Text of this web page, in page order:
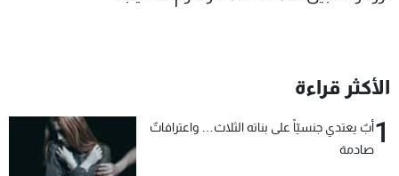
الأكثر قراءة
1أبٌ يعتدي جنسيّاً على بناته الثلاث… واعترافاتٌ
صادمة